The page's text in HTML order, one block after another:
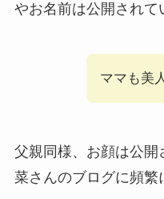
やお名前は公開されて
ママも美
父親同様、お顔は公開
菜さんのブログに頻繁